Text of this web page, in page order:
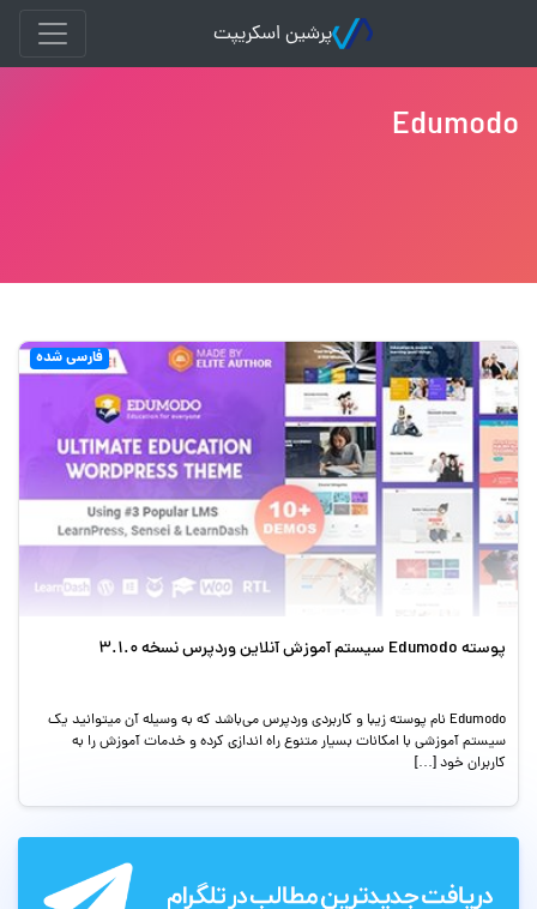
پرشین اسکریپت
Edumodo
فارسی شده
پوسته Edumodo سیستم آموزش آنلاین وردپرس نسخه 3.1.0
Edumodo نام پوسته زیبا و کاربردی وردپرس می‌باشد که به وسیله آن میتوانید یک
سیستم آموزشی با امکانات بسیار متنوع راه اندازی کرده و خدمات آموزش را به
کاربران خود […]